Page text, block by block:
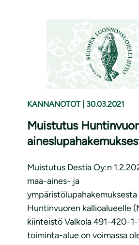
KANNANOTOT 30.03.2021
Muistutus
Muistutus Destia Oy:n
maa-aines- ja
ympäristölupahakemuksesta
Huntinvuoren kallioalueelle
kiinteistö Valkola 491-420-
toiminta-alue on voimassa